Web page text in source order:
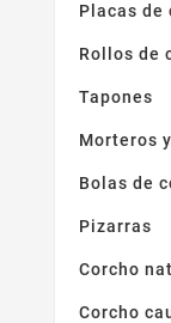
Placas de
Rollos de
Tapones
Morteros
Bolas de
Pizarras
Corcho
Corcho